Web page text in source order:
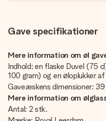
Gave specifikationer
Mere information om øl
Indhold: en flaske Duvel (75
100 gram) og en øloplukker
Gaveæskens dimensioner: 39
Mere information om
Antal: 2 stk.